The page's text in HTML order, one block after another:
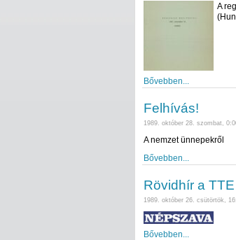
A
Bővebben...
Felhívás!
1989. október 28. szombat,
A nemzet ünnepekről
Bővebben...
Rövidhír a
1989. október 26. csütörtök,
Bővebben...